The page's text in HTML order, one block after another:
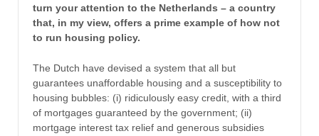
turn your attention to the Netherlands – a country
that, in my view, offers a prime example of how not
to run housing policy.
The Dutch have devised a system that all but
guarantees unaffordable housing and a susceptibility to
housing bubbles: (i) ridiculously easy credit, with a third
of mortgages guaranteed by the government; (ii)
mortgage interest tax relief and generous subsidies